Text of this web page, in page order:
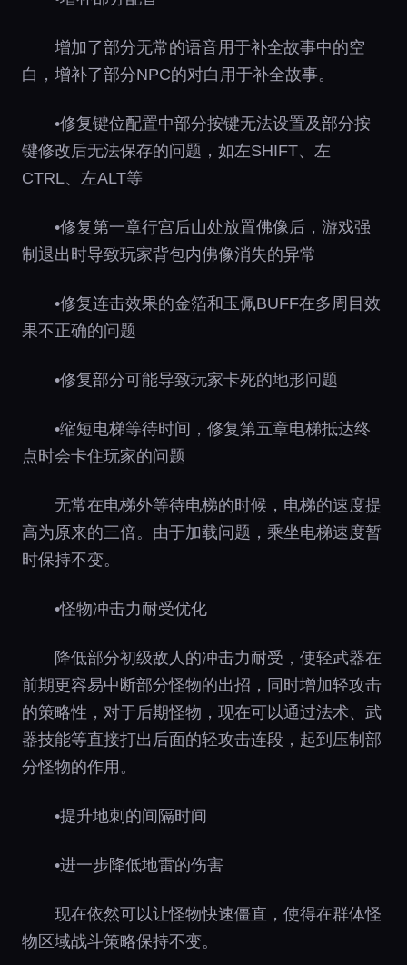
增加了部分无常的语音用于补全故事中的空
白，增补了部分NPC的对白用于补全故事。
•修复键位配置中部分按键无法设置及部分按
键修改后无法保存的问题，如左SHIFT、左
CTRL、左ALT等
•修复第一章行宫后山处放置佛像后，游戏强
制退出时导致玩家背包内佛像消失的异常
•修复连击效果的金箔和玉佩BUFF在多周目效
果不正确的问题
•修复部分可能导致玩家卡死的地形问题
•缩短电梯等待时间，修复第五章电梯抵达终
点时会卡住玩家的问题
无常在电梯外等待电梯的时候，电梯的速度提
高为原来的三倍。由于加载问题，乘坐电梯速度暂
时保持不变。
•怪物冲击力耐受优化
降低部分初级敌人的冲击力耐受，使轻武器在
前期更容易中断部分怪物的出招，同时增加轻攻击
的策略性，对于后期怪物，现在可以通过法术、武
器技能等直接打出后面的轻攻击连段，起到压制部
分怪物的作用。
•提升地刺的间隔时间
•进一步降低地雷的伤害
现在依然可以让怪物快速僵直，使得在群体怪
物区域战斗策略保持不变。